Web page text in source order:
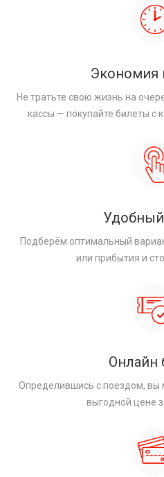
Экономия
Не тратьте свою жизнь на
кассы — покупайте билеты с
Подберём оптимальный
или прибытия и
Онлайн
Определившись с поездом,
выгодной цене